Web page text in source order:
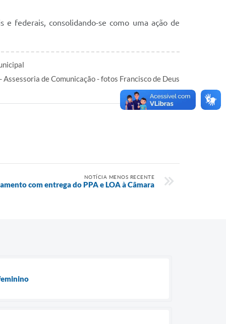
federais, consolidando-se como uma ação de
Assessoria de Comunicação - fotos Francisco de Deus
NOTÍCIA MENOS RECENTE
com entrega do PPA e LOA à Câmara